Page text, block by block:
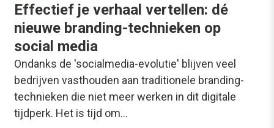
Effectief je verhaal vertellen: dé
nieuwe branding-technieken op
social media
Ondanks de 'socialmedia-evolutie' blijven veel
bedrijven vasthouden aan traditionele branding-
technieken die niet meer werken in dit digitale
tijdperk. Het is tijd om…